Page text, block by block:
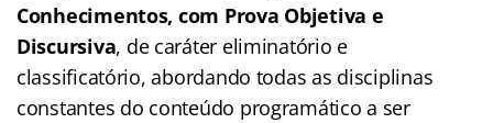
Conhecimentos, com Prova Objetiva e
Discursiva, de caráter eliminatório e
classificatório, abordando todas as disciplinas
constantes do conteúdo programático a ser